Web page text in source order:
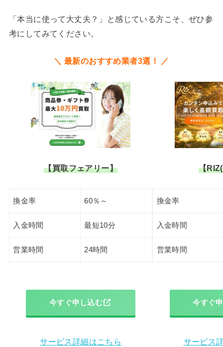
「本当に使って大丈夫？」と感じている方こそ、ぜひ参
考にしてみてください。
＼ 最新のおすすめ業者3選！ ／
【買取フェアリー】
換金率 60％～
入金時間 最短10分
営業時間 24時間
今すぐ申し込む
サービス詳細はこちら
【
換金率
入金時間
営業時間
今すぐ
サービス